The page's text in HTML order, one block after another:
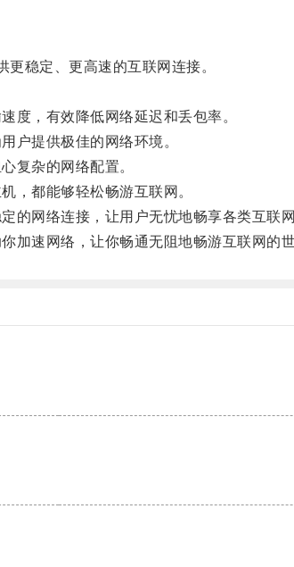
稳定、更高速的互联网连接。
，有效降低网络延迟和丢包率。
提供极佳的网络环境。
复杂的网络配置。
都能够轻松畅游互联网。
网络连接，让用户无忧地畅享各类互联网
速网络，让你畅通无阻地畅游互联网的世